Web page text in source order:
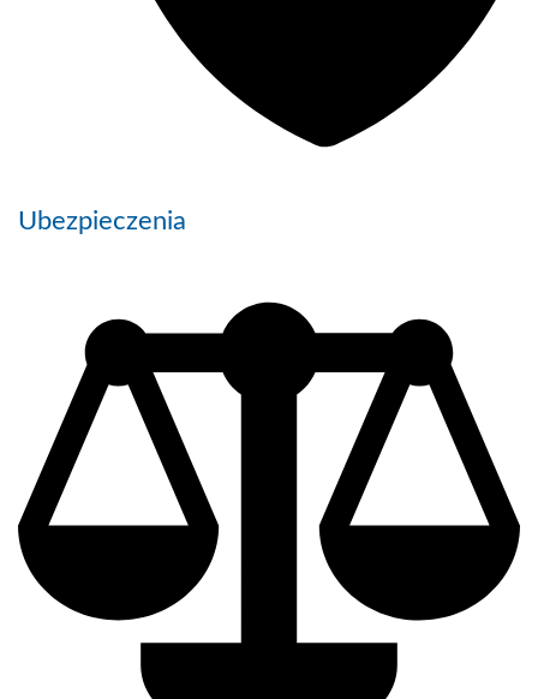
Ubezpieczenia